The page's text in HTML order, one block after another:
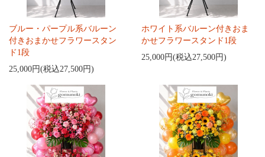
ブルー・パープル系バルーン
付きおまかせフラワースタン
ド1段
25,000円(税込27,500円)
ホワイト系バルーン付きおま
かせフラワースタンド1段
25,000円(税込27,500円)